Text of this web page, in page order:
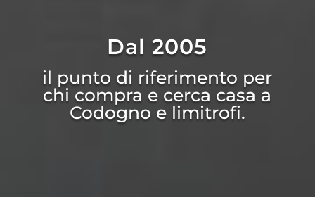
Dal 2005
il punto di riferimento per
chi compra e cerca casa a
Codogno e limitrofi.